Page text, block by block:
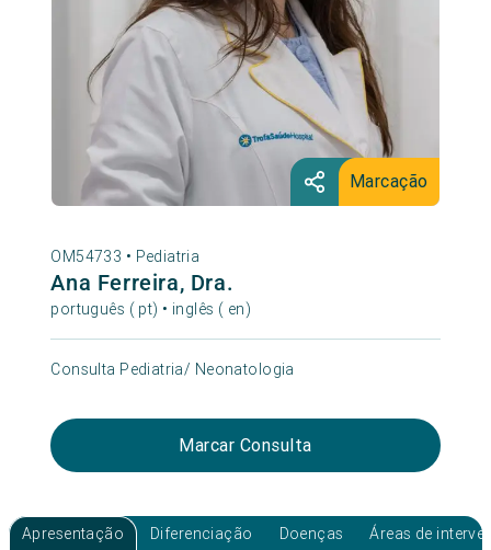
Marcação
OM54733 • Pediatria
Ana Ferreira, Dra.
português ( pt) • inglês ( en)
Consulta Pediatria/ Neonatologia
Marcar Consulta
Apresentação Diferenciação Doenças Áreas de